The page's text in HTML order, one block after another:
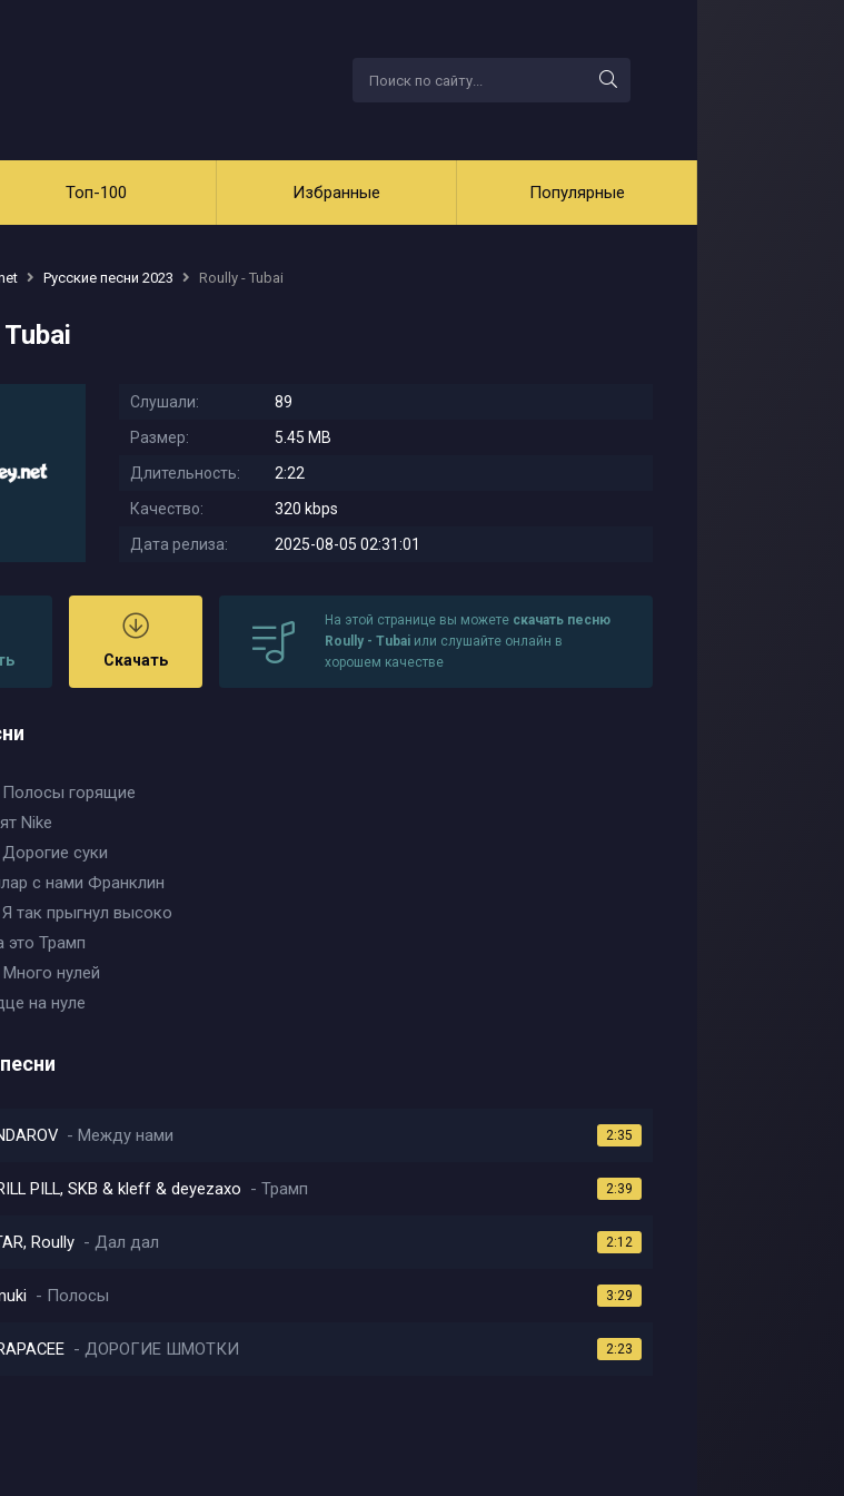
Топ-100 Избранные Популярные
Русские песни 2023 Roully - Tubai
Tubai
Слушали:
89
Размер:
5.45 MB
Длительность:
2:22
Качество:
320 kbps
Дата релиза:
2025-08-05 02:31:01
Скачать
На этой странице вы можете скачать песню
Roully - Tubai или слушайте онлайн в
хорошем качестве
Полосы горящие
Nike
суки
с нами Франклин
так прыгнул высоко
это Трамп
нулей
на нуле
Между нами 2:35
PILL, SKB & kleff & deyezaxo Трамп 2:39
Roully Дал дал 2:12
Полосы 3:29
ДОРОГИЕ ШМОТКИ 2:23